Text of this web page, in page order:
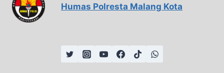
Humas Polresta Malang Kota